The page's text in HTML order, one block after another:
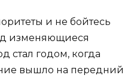
и не бойтесь
изменяющиеся
стал годом, когда
вышло на передний